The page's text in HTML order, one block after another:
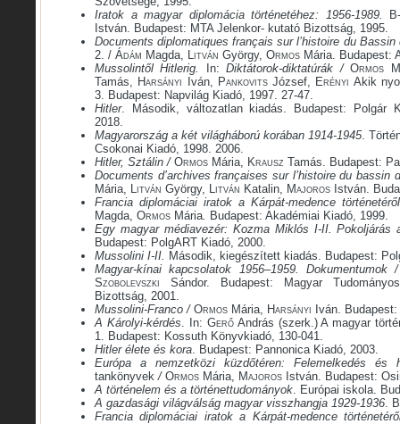
Iratok a magyar diplomácia történetéhez: 1956-1989.
István. Budapest: MTA Jelenkor- kutató Bizottság, 1995.
Documents diplomatiques français sur l’histoire du Bassin
2. / Ádám Magda, Litván György, Ormos Mária. Budapest:
Mussolintől Hitlerig.
In:Diktátorok-diktatúrák / Ormos
Tamás, Harsányi Iván, PankovitsJózsef, Erényi Akik
3. Budapest: Napvilág Kiadó, 1997. 27-47.
Hitler. Második, változatlan kiadás. Budapest: Polgár
2018.
Magyarország a két világháború korában 1914-1945.
Csokonai Kiadó, 1998. 2006.
Hitler, Sztálin / Ormos Mária, Krausz Tamás. Budapest:
Documents d’archives françaises sur l’histoire du bassin
Mária, Litván György, Litván Katalin, Majoros István.
Francia diplomáciai iratok a Kárpát-medence
Magda, Ormos Mária. Budapest: Akadémiai Kiadó, 1999.
Egy magyar médiavezér: Kozma Miklós I-II. Pokoljárás
Budapest: PolgART Kiadó, 2000.
Mussolini I-II. Második, kiegészített kiadás. Budapest:
Magyar-kínai kapcsolatok 1956–1959.
Szobolevszki Sándor. Budapest: Magyar
Bizottság, 2001.
Mussolini-Franco / Ormos Mária, Harsányi Iván.
A Károlyi-kérdés. In: GerőAndrás (szerk.) A magyar
1. Budapest: Kossuth Könyvkiadó, 130-041.
Hitler élete és kora. Budapest: Pannonica Kiadó, 2003.
Európa a nemzetközi küzdőtéren: Felemelkedés és
tankönyvek / Ormos Mária, Majoros István. Budapest:
A történelem és a történettudományok. Európai iskola.
A gazdasági világválság magyar visszhangja 1929-1936.
Francia diplomáciai iratok a Kárpát-medence